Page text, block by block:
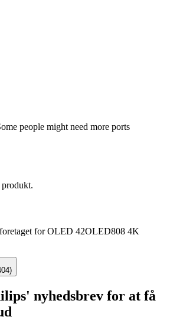
people might need more ports
produkt.
for OLED 42OLED808 4K
nyhedsbrev for at få